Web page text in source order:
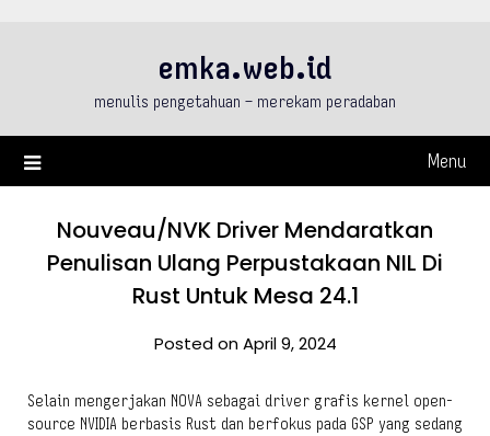
emka.web.id
menulis pengetahuan – merekam peradaban
Menu
Nouveau/NVK Driver Mendaratkan
Penulisan Ulang Perpustakaan NIL Di
Rust Untuk Mesa 24.1
Posted on April 9, 2024
Selain mengerjakan NOVA sebagai driver grafis kernel open-
source NVIDIA berbasis Rust dan berfokus pada GSP yang sedang